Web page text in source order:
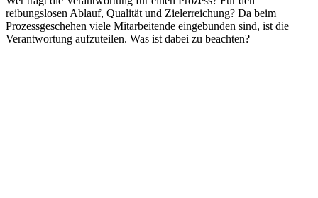
reibungslosen Ablauf, Qualität und Zielerreichung? Da beim
Prozessgeschehen viele Mitarbeitende eingebunden sind, ist die
Verantwortung aufzuteilen. Was ist dabei zu beachten?